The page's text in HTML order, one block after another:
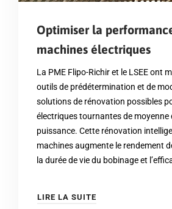
Optimiser la
machines électriques
La PME Flipo-Richir et le LSEE ont
outils de prédétermination et de
solutions de rénovation possibles
électriques tournantes de moyenne
puissance. Cette rénovation
machines augmente le rendement
la durée de vie du bobinage et
LIRE LA SUITE